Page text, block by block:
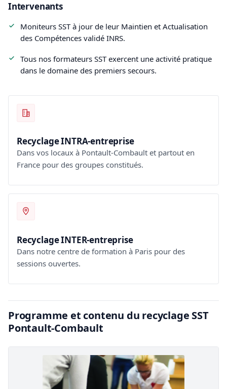
Intervenants
Moniteurs SST à jour de leur Maintien et Actualisation
des Compétences validé INRS.
Tous nos formateurs SST exercent une activité pratique
dans le domaine des premiers secours.
Recyclage INTRA-entreprise
Dans vos locaux à Pontault-Combault et partout en
France pour des groupes constitués.
Recyclage INTER-entreprise
Dans notre centre de formation à Paris pour des
sessions ouvertes.
Programme et contenu du recyclage SST
Pontault-Combault